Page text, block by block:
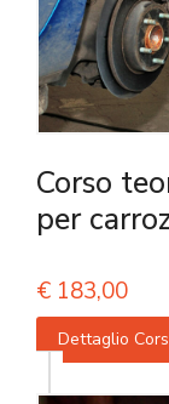
Corso
per
€ 183,00
Dettaglio